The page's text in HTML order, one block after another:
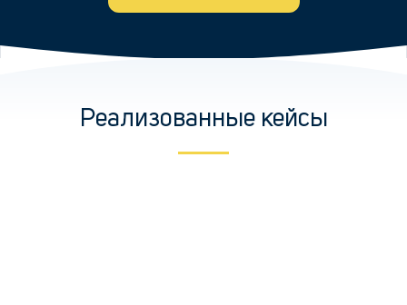
Реализованные кейсы